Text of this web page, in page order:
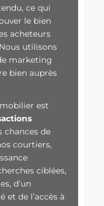
ce qui
le bien
acheteurs
utilisons
marketing
bien auprès
est
chances de
courtiers,
ciblées,
d’un
et de l’accès à